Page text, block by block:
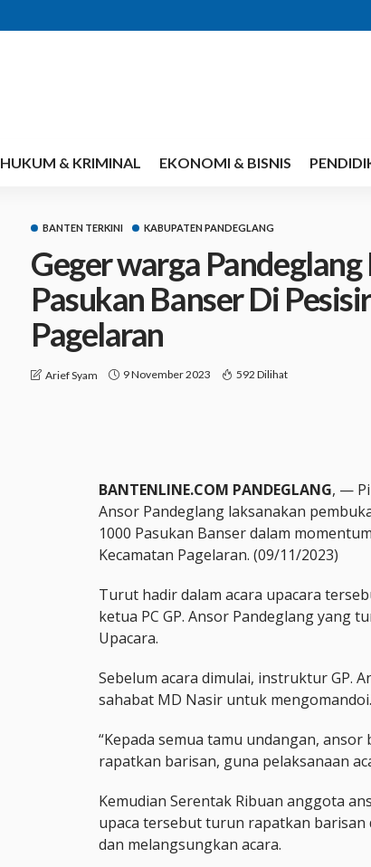
HUKUM & KRIMINAL EKONOMI & BISNIS
BANTEN TERKINI KABUPATEN PANDEGLANG
Geger warga
Pasukan Banser Di
Pagelaran
Arief Syam 9 November 2023 592 Dilihat
BANTENLINE.COM PANDEGLANG, —
Ansor Pandeglang laksanakan
1000 Pasukan Banser dalam
Kecamatan Pagelaran. (09/11/2023)
Turut hadir dalam acara upacara
ketua PC GP. Ansor Pandeglang yang
Upacara.
Sebelum acara dimulai, instruktur GP.
sahabat MD Nasir untuk mengomandoi.
“Kepada semua tamu undangan,
rapatkan barisan, guna pelaksanaan
Kemudian Serentak Ribuan anggota
upaca tersebut turun rapatkan
dan melangsungkan acara.